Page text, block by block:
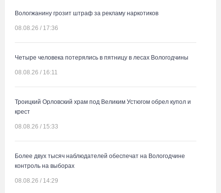
Вологжанину грозит штраф за рекламу наркотиков
08.08.26 / 17:36
Четыре человека потерялись в пятницу в лесах Вологодчины
08.08.26 / 16:11
Троицкий Орловский храм под Великим Устюгом обрел купол и
крест
08.08.26 / 15:33
Более двух тысяч наблюдателей обеспечат на Вологодчине
контроль на выборах
08.08.26 / 14:29